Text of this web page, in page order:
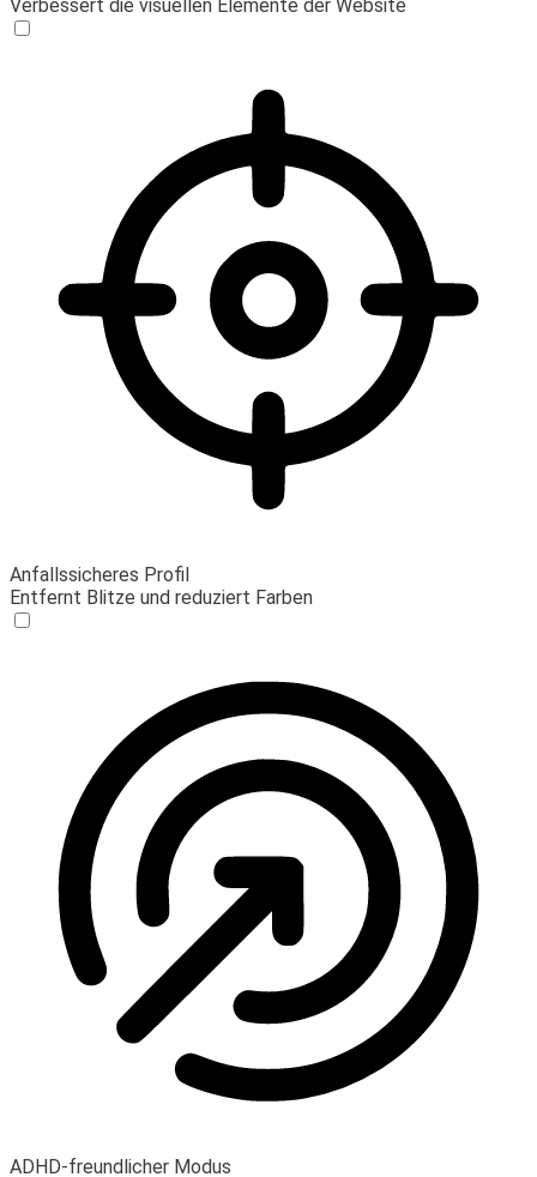
Verbessert die visuellen Elemente der Website
Anfallssicheres Profil
Entfernt Blitze und reduziert Farben
ADHD-freundlicher Modus